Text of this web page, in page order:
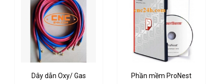
Dây dẫn Oxy/ Gas Phần mềm ProNest